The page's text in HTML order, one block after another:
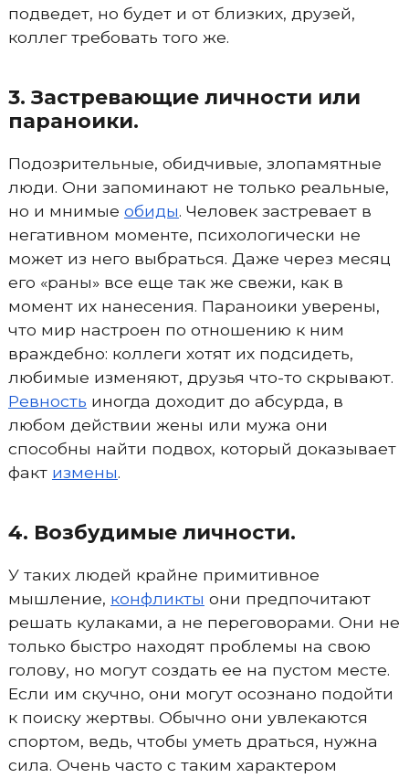
подведет, но будет и от близких, друзей,
коллег требовать того же.
3. Застревающие личности или
параноики.
Подозрительные, обидчивые, злопамятные
люди. Они запоминают не только реальные,
но и мнимые обиды. Человек застревает в
негативном моменте, психологически не
может из него выбраться. Даже через месяц
его «раны» все еще так же свежи, как в
момент их нанесения. Параноики уверены,
что мир настроен по отношению к ним
враждебно: коллеги хотят их подсидеть,
любимые изменяют, друзья что-то скрывают.
Ревность иногда доходит до абсурда, в
любом действии жены или мужа они
способны найти подвох, который доказывает
факт измены.
4. Возбудимые личности.
У таких людей крайне примитивное
мышление, конфликты они предпочитают
решать кулаками, а не переговорами. Они не
только быстро находят проблемы на свою
голову, но могут создать ее на пустом месте.
Если им скучно, они могут осознано подойти
к поиску жертвы. Обычно они увлекаются
спортом, ведь, чтобы уметь драться, нужна
сила. Очень часто с таким характером